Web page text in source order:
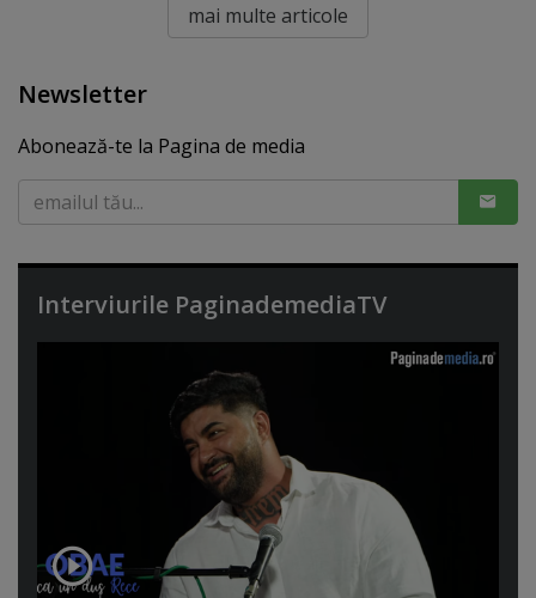
mai multe articole
Newsletter
Abonează-te la Pagina de media
Interviurile PaginademediaTV